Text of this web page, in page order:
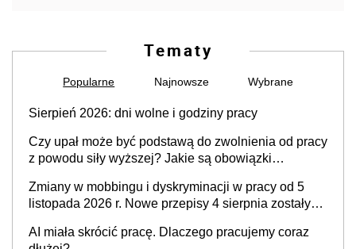
Tematy
Popularne Najnowsze Wybrane
Sierpień 2026: dni wolne i godziny pracy
Czy upał może być podstawą do zwolnienia od pracy
z powodu siły wyższej? Jakie są obowiązki
Zmiany w mobbingu i dyskryminacji w pracy od 5
listopada 2026 r. Nowe przepisy 4 sierpnia zostały
AI miała skrócić pracę. Dlaczego pracujemy coraz